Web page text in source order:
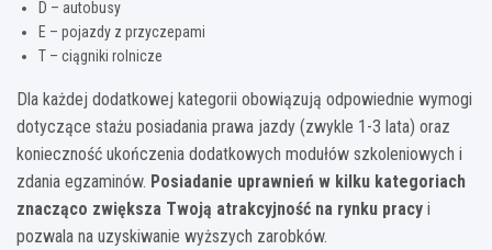
D – autobusy
E – pojazdy z przyczepami
T – ciągniki rolnicze
Dla każdej dodatkowej kategorii obowiązują odpowiednie wymogi
dotyczące stażu posiadania prawa jazdy (zwykle 1-3 lata) oraz
konieczność ukończenia dodatkowych modułów szkoleniowych i
zdania egzaminów. Posiadanie uprawnień w kilku kategoriach
znacząco zwiększa Twoją atrakcyjność na rynku pracy i
pozwala na uzyskiwanie wyższych zarobków.